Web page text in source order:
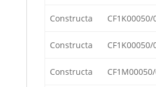
Constructa CF1K00050/
Constructa CF1K00050/
Constructa